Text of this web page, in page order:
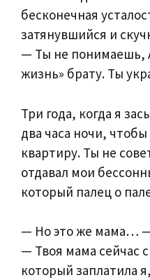
бесконечная
затянувшийся и
— Ты не понимаешь,
жизнь» брату. Ты
Три года, когда я
два часа ночи,
квартиру. Ты не
отдавал мои
который палец о
— Но это же мама…
— Твоя мама сейчас
который заплатила